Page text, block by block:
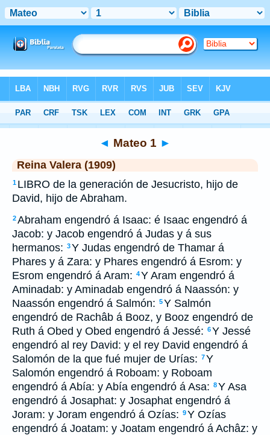
>RVR 1909 > Mateo 1
◄ Mateo 1 ►
Reina Valera (1909)
1 LIBRO de la generación de Jesucristo, hijo de
David, hijo de Abraham.
2Abraham engendró á Isaac: é Isaac engendró á
Jacob: y Jacob engendró á Judas y á sus
hermanos: 3Y Judas engendró de Thamar á
Phares y á Zara: y Phares engendró á Esrom: y
Esrom engendró á Aram: 4Y Aram engendró á
Aminadab: y Aminadab engendró á Naassón: y
Naassón engendró á Salmón: 5Y Salmón
engendró de Rachâb á Booz, y Booz engendró de
Ruth á Obed y Obed engendró á Jessé: 6Y Jessé
engendró al rey David: y el rey David engendró á
Salomón de la que fué mujer de Urías: 7Y
Salomón engendró á Roboam: y Roboam
engendró á Abía: y Abía engendró á Asa: 8Y Asa
engendró á Josaphat: y Josaphat engendró á
Joram: y Joram engendró á Ozías: 9Y Ozías
engendró á Joatam: y Joatam engendró á Achâz: y